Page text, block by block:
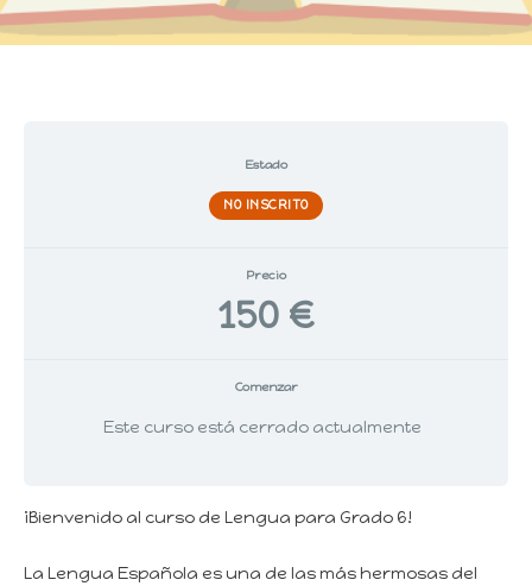
Estado
NO INSCRITO
Precio
150 €
Comenzar
Este curso está cerrado actualmente
¡Bienvenido al curso de Lengua para Grado 6!
La Lengua Española es una de las más hermosas del